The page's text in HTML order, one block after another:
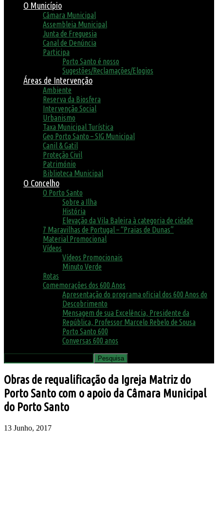
O Município
Câmara Municipal
Assembleia Municipal
Junta de Freguesia
Canal de Denúncia
Participa
Porto Santo é nosso
Sugestões/Reclamações/Elogios
Áreas de Intervenção
Ambiente
Reserva da Biosfera
Intervenção Social
Urbanismo
Taxa Municipal Turística
Geo Porto Santo – SIG Municipal
Canil & Gatil
Proteção Civil
Património
Biblioteca Municipal
O Concelho
O Porto Santo
Sobre a Ilha
História
Elevação da Vila Baleira à categoria de cidade
7 Maravilhas de Portugal – “Praias de Dunas”
Material Promocional
Vídeos
Vídeos Promocionais
Minuto Verde
Rotas
Comemorações dos 600 Anos
Apresentação do programa oficial dos 600 Anos do
Descobrimento
Mensagem de sua Excelência, Presidente da
República, Professor Marcelo Rebelo de Sousa
Porto Santo 600
Conversas 600 anos
Obras de requalificação da Igreja Matriz do
Porto Santo com o apoio da Câmara Municipal
do Porto Santo
13 Junho, 2017